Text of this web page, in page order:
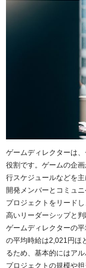
ゲームディレクターは
役割です。ゲームの企
行スケジュールなどを主
開発メンバーとコミュ
プロジェクトをリード
高いリーダーシップと判
ゲームディレクターの
の平均時給は2,021円ほ
るため、基本的にはア
プロジェクトの規模や